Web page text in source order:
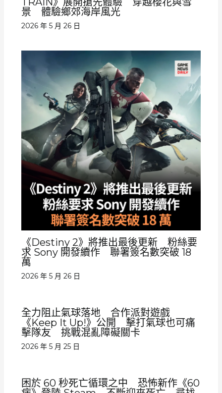
景 體驗鄉郊海岸風光
2026 年 5 月 26 日
《Destiny 2》將推出最後更新 粉絲要
求 Sony 開發續作 聯署簽名數突破 18
萬
2026 年 5 月 26 日
全力阻止氣球落地 合作派對遊戲
《Keep It Up!》公開 擊打氣球也可痛
擊隊友 挑戰混亂障礙關卡
2026 年 5 月 25 日
困於 60 秒死亡循環之中 恐怖新作《60